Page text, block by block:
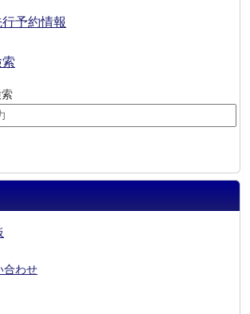
合わせ
予約情報